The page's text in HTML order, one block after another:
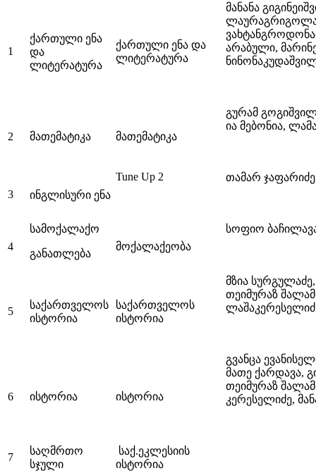
1
ქართული ენა
და
ლიტერატურა
ქართული ენა და
ლიტერატურა
მანანა
არაბული,
2 მათემატიკა მათემატიკა
გურამ
ია მებონია,
3 ინგლისური ენა
Tune Up 2 თამარ ჯაფარიძე
4
სამოქალაქო
განათლება
მოქალაქეობა
სოფიო
5
საქართველოს
ისტორია
საქართველოს
ისტორია
მზია
თეიმურაზ
6 ისტორია ისტორია
გვანცა
მათე ქარდავა,
თეიმურაზ
კერესელიძე,
7
საღმრთო
სჯული
საქ.ეკლესიის
ისტორია